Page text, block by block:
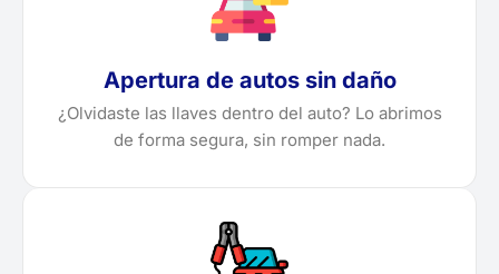
Apertura de autos sin daño
¿Olvidaste las llaves dentro del auto? Lo abrimos
de forma segura, sin romper nada.